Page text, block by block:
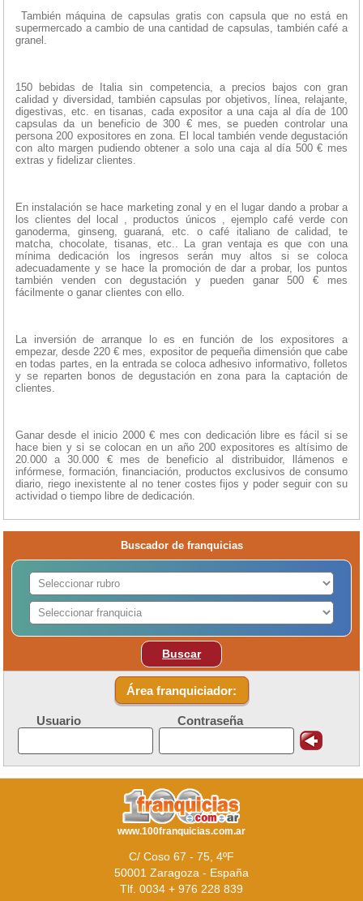
También máquina de capsulas gratis con capsula que no está en
supermercado a cambio de una cantidad de capsulas, también café a
granel.
150 bebidas de Italia sin competencia, a precios bajos con gran
calidad y diversidad, también capsulas por objetivos, línea, relajante,
digestivas, etc. en tisanas, cada expositor a una caja al día de 100
capsulas da un beneficio de 300 € mes, se pueden controlar una
persona 200 expositores en zona. El local también vende degustación
con alto margen pudiendo obtener a solo una caja al día 500 € mes
extras y fidelizar clientes.
En instalación se hace marketing zonal y en el lugar dando a probar a
los clientes del local , productos únicos , ejemplo café verde con
ganoderma, ginseng, guaraná, etc. o café italiano de calidad, te
matcha, chocolate, tisanas, etc.. La gran ventaja es que con una
mínima dedicación los ingresos serán muy altos si se coloca
adecuadamente y se hace la promoción de dar a probar, los puntos
también venden con degustación y pueden ganar 500 € mes
fácilmente o ganar clientes con ello.
La inversión de arranque lo es en función de los expositores a
empezar, desde 220 € mes, expositor de pequeña dimensión que cabe
en todas partes, en la entrada se coloca adhesivo informativo, folletos
y se reparten bonos de degustación en zona para la captación de
clientes.
Ganar desde el inicio 2000 € mes con dedicación libre es fácil si se
hace bien y si se colocan en un año 200 expositores es altísimo de
20.000 a 30.000 € mes de beneficio al distribuidor, llámenos e
infórmese, formación, financiación, productos exclusivos de consumo
diario, riego inexistente al no tener costes fijos y poder seguir con su
actividad o tiempo libre de dedicación.
Buscador de franquicias
Buscar
Área franquiciador:
Usuario Contraseña
www.100franquicias.com.ar
C/ Coso 67 - 75, 4ºF
50001 Zaragoza - España
Tlf. 0034 + 976 228 839